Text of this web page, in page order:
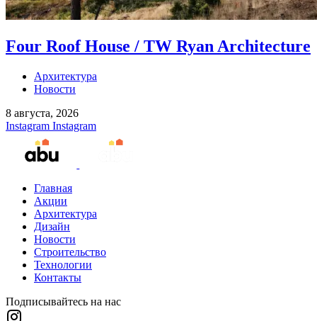
Four Roof House / TW Ryan Architecture
Архитектура
Новости
8 августа, 2026
Instagram Instagram
Главная
Акции
Архитектура
Дизайн
Новости
Строительство
Технологии
Контакты
Подписывайтесь на нас